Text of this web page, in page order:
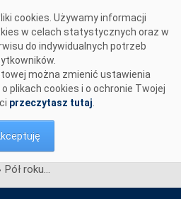
cookies. Używamy informacji
w celach statystycznych oraz w
do indywidualnych potrzeb
można zmienić ustawienia
plikach cookies i o ochronie Twojej
przeczytasz tutaj
Pół roku działania CSIRE za nami